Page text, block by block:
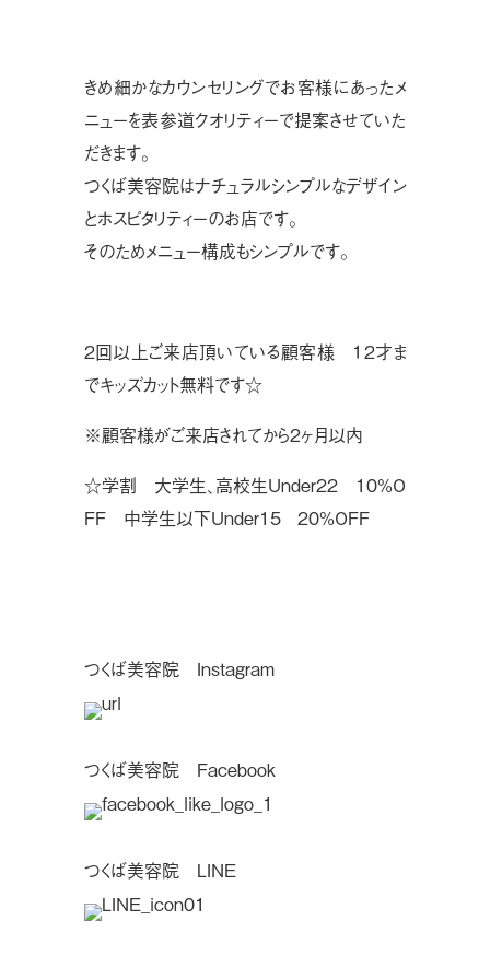
きめ細かなカウンセリングでお客様にあったメ
ニューを表参道クオリティーで提案させていた
だきます。
つくば美容院はナチュラルシンプルなデザイン
とホスピタリティーのお店です。
そのためメニュー構成もシンプルです。
２回以上ご来店頂いている顧客様 １２才ま
でキッズカット無料です☆
※顧客様がご来店されてから２ヶ月以内
☆学割 大学生、高校生Under22 10%O
FF 中学生以下Under15 20%OFF
つくば美容院 Instagram
つくば美容院 Facebook
つくば美容院 LINE